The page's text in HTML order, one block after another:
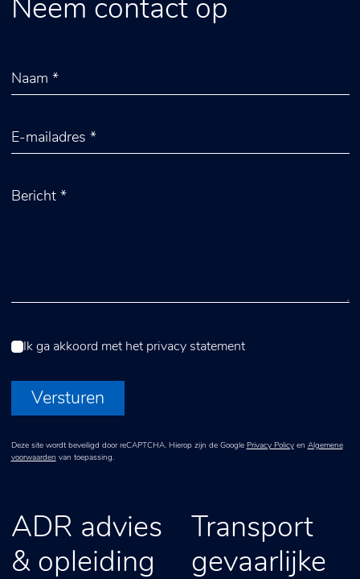
Neem contact op
Ik ga akkoord met het privacy statement
Versturen
Deze site wordt beveiligd door reCAPTCHA. Hierop zijn de Google Privacy Policyen Algemene
voorwaarden van toepassing.
ADR advies
& opleiding
Transport
gevaarlijke